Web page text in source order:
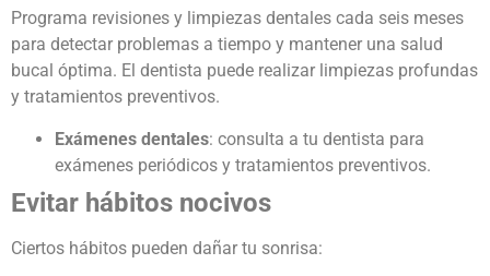
Programa revisiones y limpiezas dentales cada seis meses
para detectar problemas a tiempo y mantener una salud
bucal óptima. El dentista puede realizar limpiezas profundas
y tratamientos preventivos.
Exámenes dentales: consulta a tu dentista para
exámenes periódicos y tratamientos preventivos.
Evitar hábitos nocivos
Ciertos hábitos pueden dañar tu sonrisa: